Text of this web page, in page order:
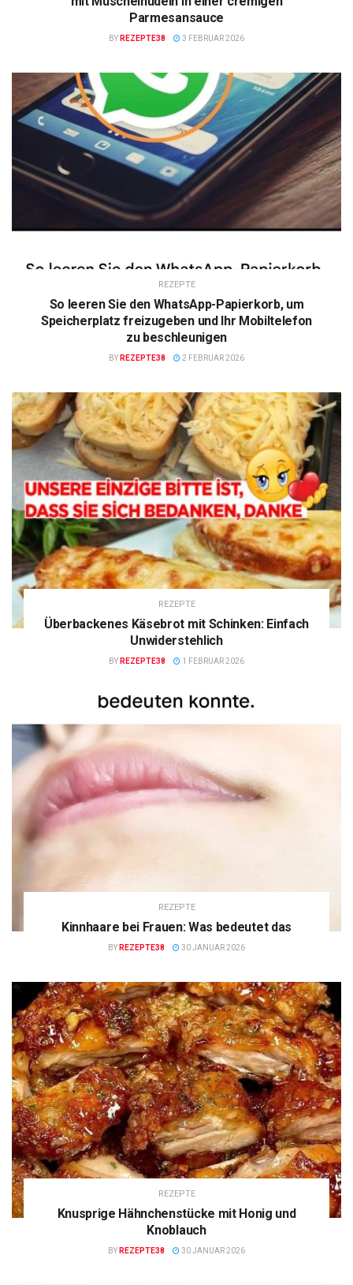
Parmesansauce
BY REZEPTE38 3 FEBRUAR 2026
REZEPTE
So leeren Sie den WhatsApp-Papierkorb, um
Speicherplatz freizugeben und Ihr Mobiltelefon
zu beschleunigen
BY REZEPTE38 2 FEBRUAR 2026
REZEPTE
Überbackenes Käsebrot mit Schinken: Einfach
Unwiderstehlich
BY REZEPTE38 1 FEBRUAR 2026
REZEPTE
Kinnhaare bei Frauen: Was bedeutet das
BY REZEPTE38 30 JANUAR 2026
REZEPTE
Knusprige Hähnchenstücke mit Honig und
Knoblauch
BY REZEPTE38 30 JANUAR 2026